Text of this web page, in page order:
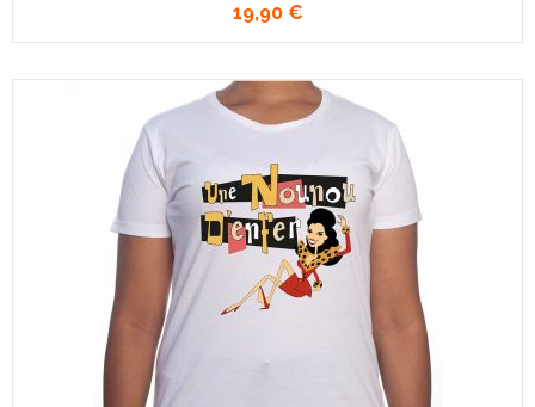
19,90 €